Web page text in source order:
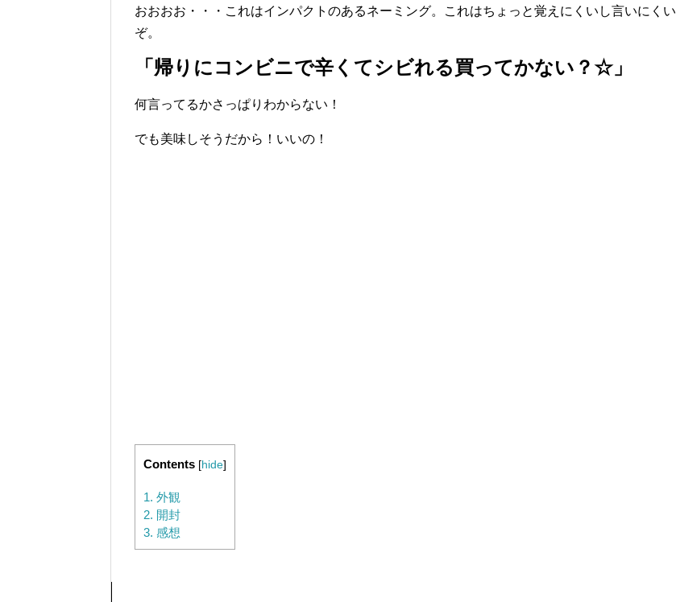
おおおお・・・これはインパクトのあるネーミング。これはちょっと覚えにくいし言いにくい
ぞ。
「帰りにコンビニで辛くてシビれる買ってかない？☆」
何言ってるかさっぱりわからない！
でも美味しそうだから！いいの！
Contents [hide]
1. 外観
2. 開封
3. 感想